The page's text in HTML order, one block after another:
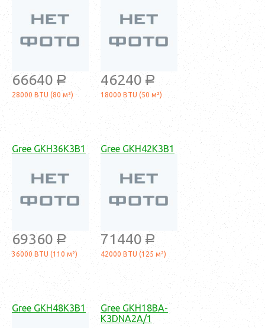
66640 a
28000 BTU (80 м²)
46240 a
18000 BTU (50 м²)
Gree GKH36K3B1
69360 a
36000 BTU (110 м²)
Gree GKH42K3B1
71440 a
42000 BTU (125 м²)
Gree GKH48K3B1
Gree GKH18BA-
K3DNA2A/1